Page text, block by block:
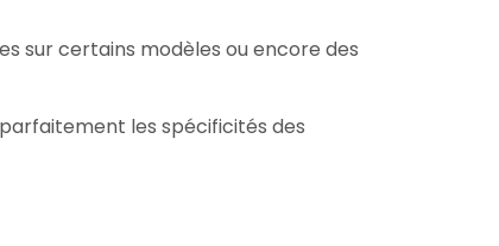
sur certains modèles ou encore des
les spécificités des